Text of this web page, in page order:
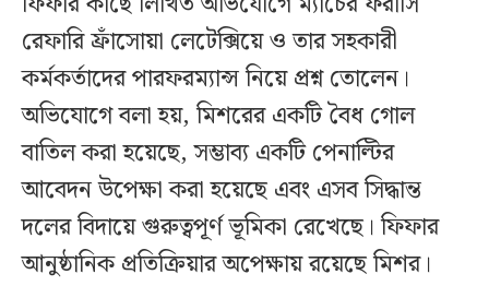
রেফারি ফ্রাঁসোয়া লেটেক্সিয়ে ও তার সহকারী
কর্মকর্তাদের পারফরম্যান্স নিয়ে প্রশ্ন তোলেন।
অভিযোগে বলা হয়, মিশরের একটি বৈধ গোল
বাতিল করা হয়েছে, সম্ভাব্য একটি পেনাল্টির
আবেদন উপেক্ষা করা হয়েছে এবং এসব সিদ্ধান্ত
দলের বিদায়ে গুরুত্বপূর্ণ ভূমিকা রেখেছে। ফিফার
আনুষ্ঠানিক প্রতিক্রিয়ার অপেক্ষায় রয়েছে মিশর।